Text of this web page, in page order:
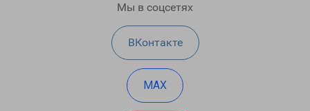
Мы в соцсетях
ВКонтакте
MAX